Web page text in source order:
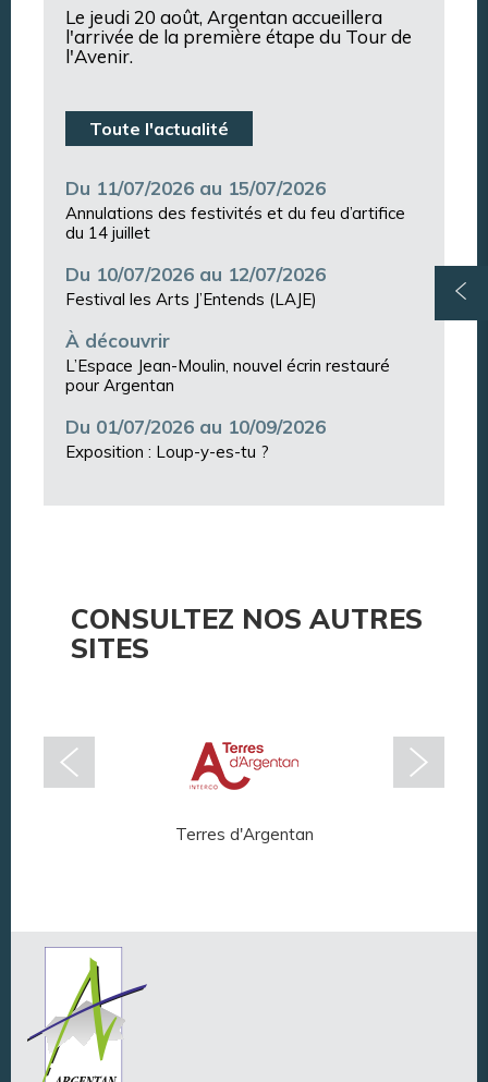
Le jeudi 20 août, Argentan accueillera
l'arrivée de la première étape du Tour de
l'Avenir.
Toute l'actualité
Du 11/07/2026 au 15/07/2026
Annulations des festivités et du feu d’artifice
du 14 juillet
Du 10/07/2026 au 12/07/2026
Festival les Arts J’Entends (LAJE)
À découvrir
L’Espace Jean-Moulin, nouvel écrin restauré
pour Argentan
Du 01/07/2026 au 10/09/2026
Exposition : Loup-y-es-tu ?
CONSULTEZ NOS AUTRES
SITES
Terres d'Argentan